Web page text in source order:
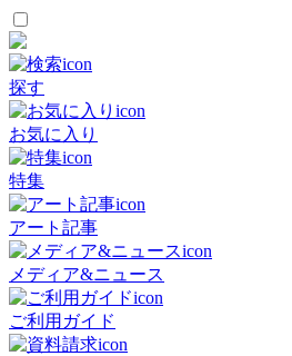
探す
お気に入り
特集
アート記事
メディア&ニュース
ご利用ガイド